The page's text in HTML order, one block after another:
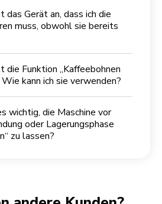
das Gerät an, dass ich die
muss, obwohl sie bereits
die Funktion „Kaffeebohnen
kann ich sie verwenden?
wichtig, die Maschine vor
oder Lagerungsphase
zu lassen?